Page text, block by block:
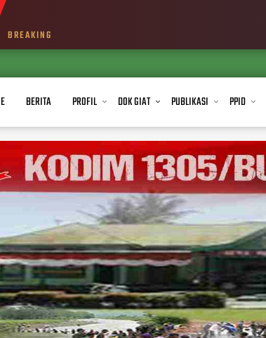
BREAKING
BERITA PROFIL DOK GIAT PUBLIKASI PPID